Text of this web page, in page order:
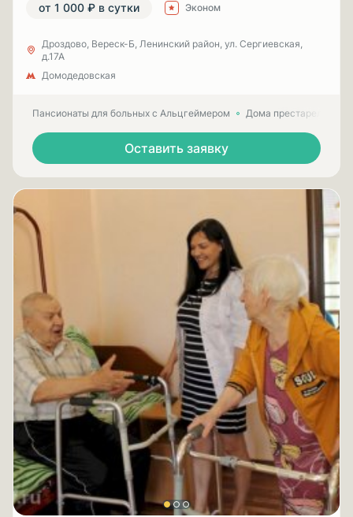
от 1 000 ₽ в сутки Эконом
Дроздово, Вереск-Б, Ленинский район, ул. Сергиевская,
д.17А
Домодедовская
Пансионаты для больных с Альцгеймером Дома престарелых
Оставить заявку